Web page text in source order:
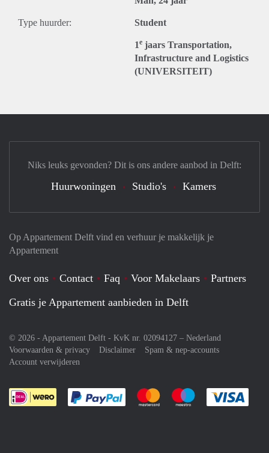
Type huurder: Student
1e jaars Transportation,
Infrastructure and Logistics
(UNIVERSITEIT)
Op Appartement Delft vind en verhuur je makkelijk je
Appartement
Over ons Contact Faq Voor Makelaars
Partners
Gratis je Appartement aanbieden in Delft
© 2026 - Appartement Delft - KvK nr. 02094127 – Nederland
Voorwaarden & privacy
Disclaimer
Spam & nep-accounts
Account verwijderen
Je rekent gemakkelijk af met Paypal
Je rekent gemakkelijk af met
Je rekent
Niks leuks gevonden? Dit is ons andere aanbod in Delft:
Huurwoningen Studio's Kamers